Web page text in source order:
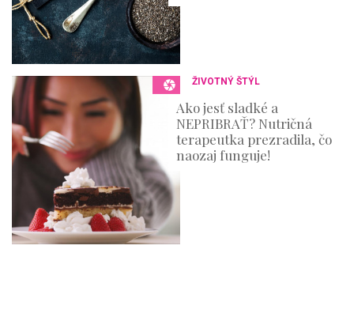
ŽIVOTNÝ ŠTÝL
Ako jesť sladké a
NEPRIBRAŤ? Nutričná
terapeutka prezradila, čo
naozaj funguje!